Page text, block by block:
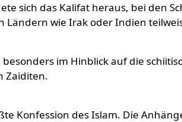
sich das Kalifat heraus, bei den
Ländern wie Irak oder Indien
im Hinblick auf die
Zaiditen.